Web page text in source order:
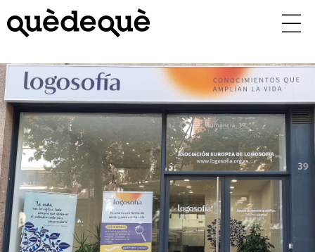
contingut